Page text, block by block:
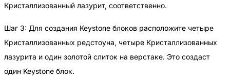
Кристаллизованный лазурит, соответственно.
Шаг 3: Для создания Keystone блоков расположите четыре
Кристаллизованных редстоуна, четыре Кристаллизованных
лазурита и один золотой слиток на верстаке. Это создаст
один Keystone блок.